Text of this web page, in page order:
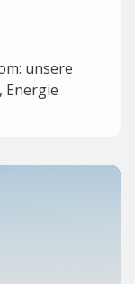
unsere
Energie